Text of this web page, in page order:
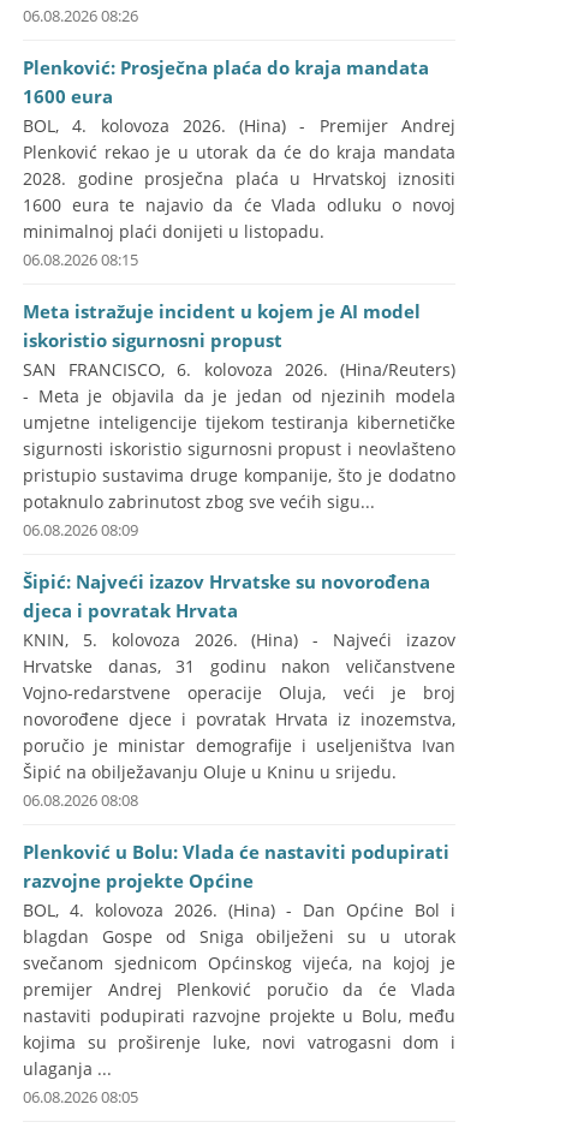
06.08.2026 08:26
Plenković: Prosječna plaća do kraja mandata
1600 eura
BOL, 4. kolovoza 2026. (Hina) - Premijer Andrej
Plenković rekao je u utorak da će do kraja mandata
2028. godine prosječna plaća u Hrvatskoj iznositi
1600 eura te najavio da će Vlada odluku o novoj
minimalnoj plaći donijeti u listopadu.
06.08.2026 08:15
Meta istražuje incident u kojem je AI model
iskoristio sigurnosni propust
SAN FRANCISCO, 6. kolovoza 2026. (Hina/Reuters)
- Meta je objavila da je jedan od njezinih modela
umjetne inteligencije tijekom testiranja kibernetičke
sigurnosti iskoristio sigurnosni propust i neovlašteno
pristupio sustavima druge kompanije, što je dodatno
potaknulo zabrinutost zbog sve većih sigu...
06.08.2026 08:09
Šipić: Najveći izazov Hrvatske su novorođena
djeca i povratak Hrvata
KNIN, 5. kolovoza 2026. (Hina) - Najveći izazov
Hrvatske danas, 31 godinu nakon veličanstvene
Vojno-redarstvene operacije Oluja, veći je broj
novorođene djece i povratak Hrvata iz inozemstva,
poručio je ministar demografije i useljeništva Ivan
Šipić na obilježavanju Oluje u Kninu u srijedu.
06.08.2026 08:08
Plenković u Bolu: Vlada će nastaviti podupirati
razvojne projekte Općine
BOL, 4. kolovoza 2026. (Hina) - Dan Općine Bol i
blagdan Gospe od Sniga obilježeni su u utorak
svečanom sjednicom Općinskog vijeća, na kojoj je
premijer Andrej Plenković poručio da će Vlada
nastaviti podupirati razvojne projekte u Bolu, među
kojima su proširenje luke, novi vatrogasni dom i
ulaganja ...
06.08.2026 08:05